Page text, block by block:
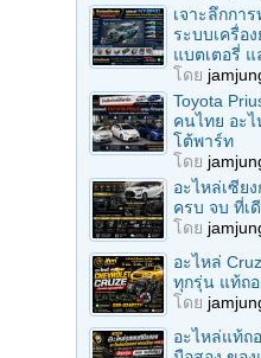
เจาะลึกกา
ระบบเครื่อ
แบตเตอรี่ แ
โดย
Toyota
คนไทย อะ
โต้พาร์ท
โดย
อะไหล่เซีย
ครบ จบ ที่เ
โดย
อะไหล่
ทุกรุ่น แท้ถ
โดย
อะไหล่แท้ถ